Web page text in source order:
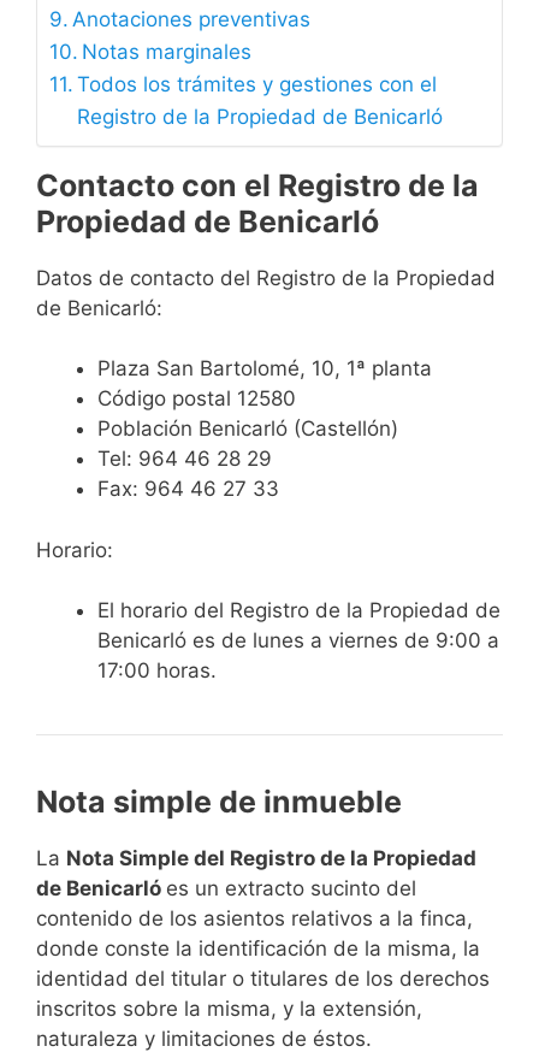
Anotaciones preventivas
Notas marginales
Todos los trámites y gestiones con el
Registro de la Propiedad de Benicarló
Contacto con el Registro de la
Propiedad de Benicarló
Datos de contacto del Registro de la Propiedad
de Benicarló:
Plaza San Bartolomé, 10, 1ª planta
Código postal 12580
Población Benicarló (Castellón)
Tel: 964 46 28 29
Fax: 964 46 27 33
Horario:
El horario del Registro de la Propiedad de
Benicarló es de lunes a viernes de 9:00 a
17:00 horas.
Nota simple de inmueble
La Nota Simple del Registro de la Propiedad
de Benicarló es un extracto sucinto del
contenido de los asientos relativos a la finca,
donde conste la identificación de la misma, la
identidad del titular o titulares de los derechos
inscritos sobre la misma, y la extensión,
naturaleza y limitaciones de éstos.